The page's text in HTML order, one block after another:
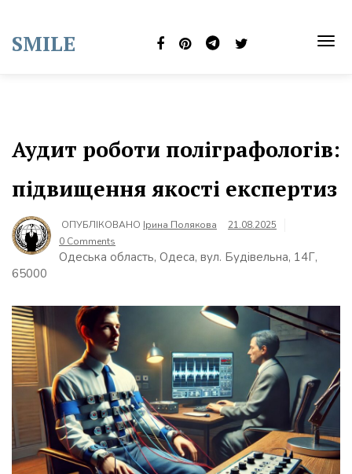
content
SMILE
Аудит роботи поліграфологів:
підвищення якості експертиз
ОПУБЛІКОВАНО Ірина Полякова
21.08.2025
0 Comments
Одеська область, Одеса, вул. Будівельна, 14Г,
65000